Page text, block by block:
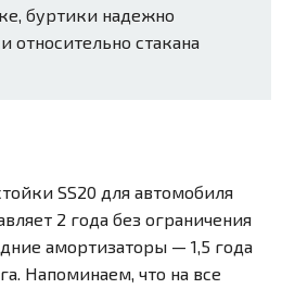
буртики надежно
стакана
SS20 для автомобиля
2 года без ограничения
амортизаторы — 1,5 года
Напоминаем, что на все